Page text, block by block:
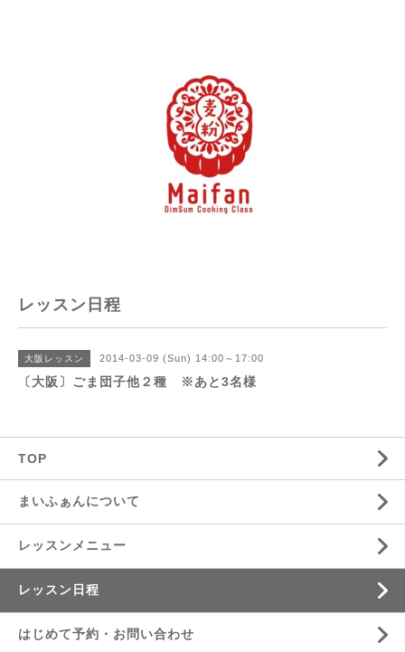
レッスン日程
大阪レッスン 2014-03-09 (Sun) 14:00～17:00
〔大阪〕ごま団子他２種 ※あと3名様
TOP
まいふぁんについて
レッスンメニュー
レッスン日程
はじめて予約・お問い合わせ